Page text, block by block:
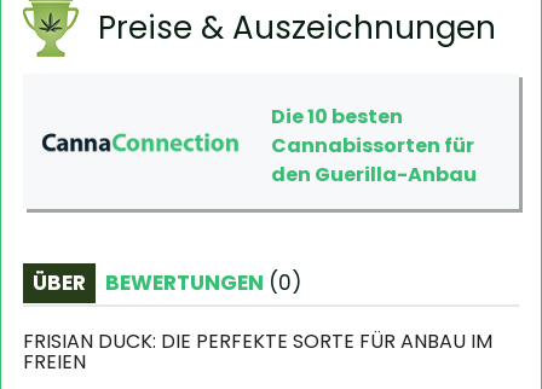
Preise & Auszeichnungen
Die 10 besten
Cannabissorten für
den Guerilla-Anbau
ÜBER BEWERTUNGEN (0)
FRISIAN DUCK: DIE PERFEKTE SORTE FÜR ANBAU IM
FREIEN